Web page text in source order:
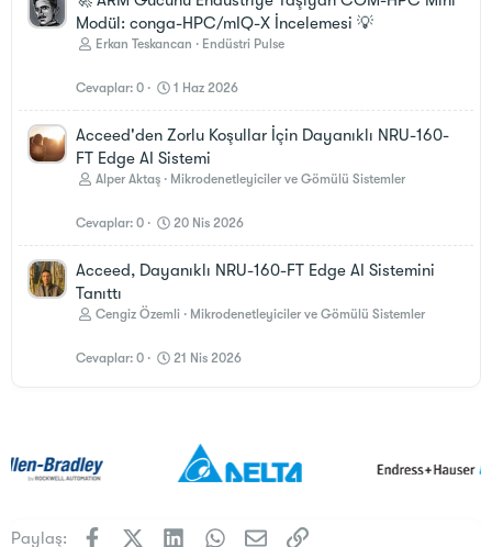
Modül: conga-HPC/mIQ-X İncelemesi 💡
Erkan Teskancan Endüstri Pulse
Cevaplar 0 1 Haz 2026
Acceed'den Zorlu Koşullar İçin Dayanıklı NRU-160-
FT Edge AI Sistemi
Alper Aktaş Mikrodenetleyiciler ve Gömülü Sistemler
Cevaplar 0 20 Nis 2026
Acceed, Dayanıklı NRU-160-FT Edge AI Sistemini
Tanıttı
Cengiz Özemli Mikrodenetleyiciler ve Gömülü Sistemler
Cevaplar 0 21 Nis 2026
Paylaş: FacebookX (Twitter)LinkedInWhatsApp
E-postaLink